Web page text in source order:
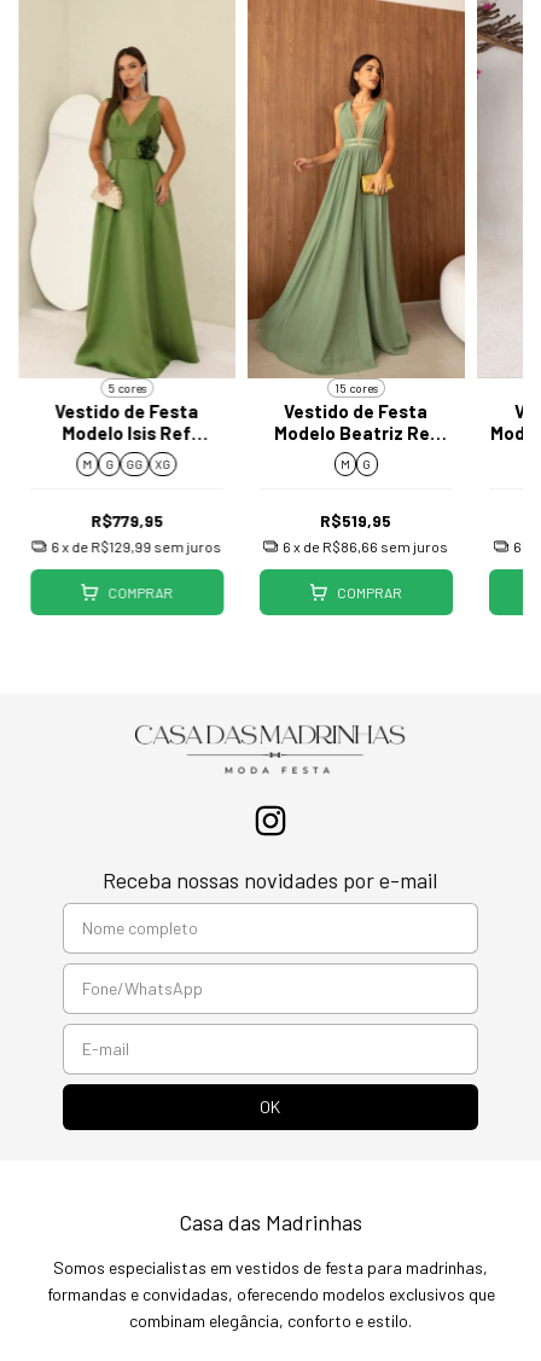
5 cores
Vestido de Festa
Modelo Isis Ref
O25048
M G GG XG
R$779,95
6x de R$129,99 sem juros
COMPRAR
15 cores
Vestido de Festa
Modelo Beatriz Ref
J036
M G
R$519,95
6 x de R$86,66 sem juros
COMPRAR
6
Receba nossas novidades por e-mail
Casa das Madrinhas
Somos especialistas em vestidos de festa para madrinhas,
formandas e convidadas, oferecendo modelos exclusivos que
combinam elegância, conforto e estilo.